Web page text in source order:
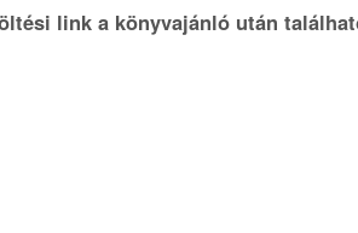
link a könyvajánló után